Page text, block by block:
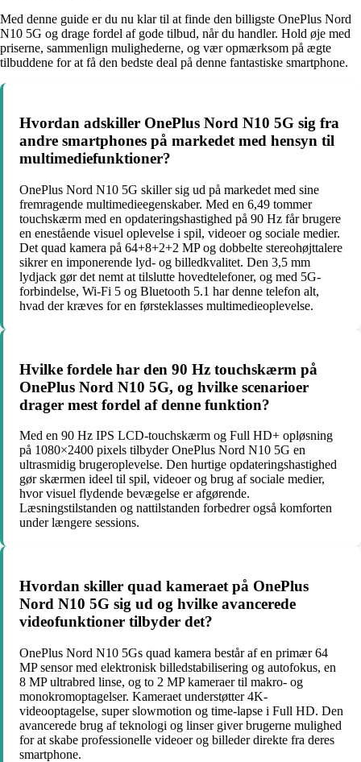
Med denne guide er du nu klar til at finde den billigste OnePlus Nord
N10 5G og drage fordel af gode tilbud, når du handler. Hold øje med
priserne, sammenlign mulighederne, og vær opmærksom på ægte
tilbuddene for at få den bedste deal på denne fantastiske smartphone.
Hvordan adskiller OnePlus Nord N10 5G sig fra
andre smartphones på markedet med hensyn til
multimediefunktioner?
OnePlus Nord N10 5G skiller sig ud på markedet med sine
fremragende multimedieegenskaber. Med en 6,49 tommer
touchskærm med en opdateringshastighed på 90 Hz får brugere
en enestående visuel oplevelse i spil, videoer og sociale medier.
Det quad kamera på 64+8+2+2 MP og dobbelte stereohøjttalere
sikrer en imponerende lyd- og billedkvalitet. Den 3,5 mm
lydjack gør det nemt at tilslutte hovedtelefoner, og med 5G-
forbindelse, Wi-Fi 5 og Bluetooth 5.1 har denne telefon alt,
hvad der kræves for en førsteklasses multimedieoplevelse.
Hvilke fordele har den 90 Hz touchskærm på
OnePlus Nord N10 5G, og hvilke scenarioer
drager mest fordel af denne funktion?
Med en 90 Hz IPS LCD-touchskærm og Full HD+ opløsning
på 1080×2400 pixels tilbyder OnePlus Nord N10 5G en
ultrasmidig brugeroplevelse. Den hurtige opdateringshastighed
gør skærmen ideel til spil, videoer og brug af sociale medier,
hvor visuel flydende bevægelse er afgørende.
Læsningstilstanden og nattilstanden forbedrer også komforten
under længere sessions.
Hvordan skiller quad kameraet på OnePlus
Nord N10 5G sig ud og hvilke avancerede
videofunktioner tilbyder det?
OnePlus Nord N10 5Gs quad kamera består af en primær 64
MP sensor med elektronisk billedstabilisering og autofokus, en
8 MP ultrabred linse, og to 2 MP kameraer til makro- og
monokromoptagelser. Kameraet understøtter 4K-
videooptagelse, super slowmotion og time-lapse i Full HD. Den
avancerede brug af teknologi og linser giver brugerne mulighed
for at skabe professionelle videoer og billeder direkte fra deres
smartphone.